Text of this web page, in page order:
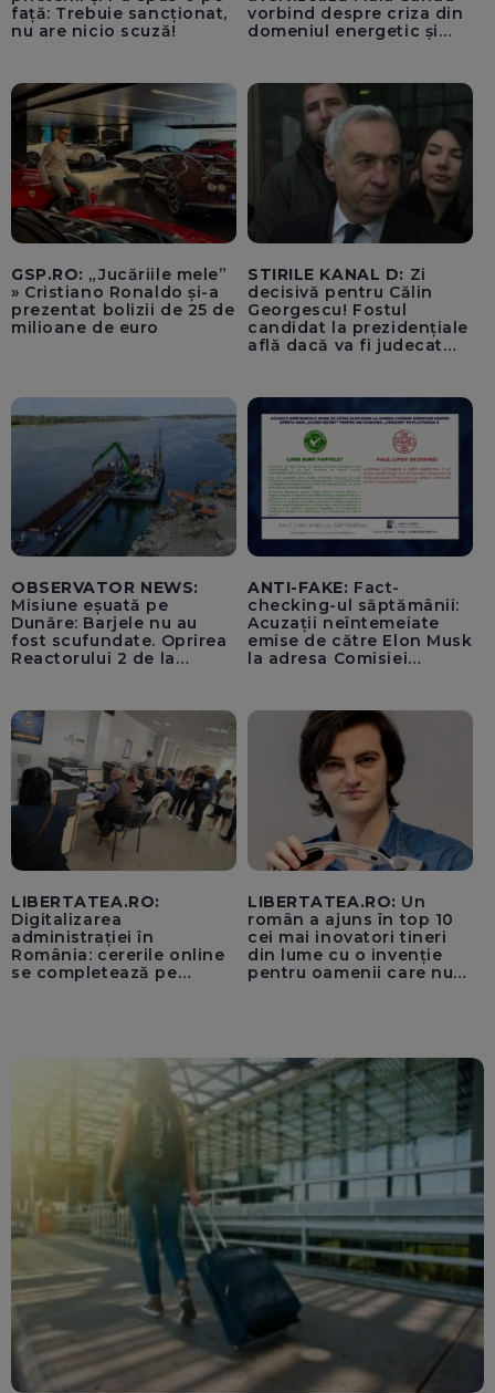
față: Trebuie sancționat,
nu are nicio scuză!
vorbind despre criza din
domeniul energetic și
economii: „Altfel vom
plăti tarife foarte mari”
GSP.RO: „Jucăriile mele”
» Cristiano Ronaldo și-a
prezentat bolizii de 25 de
milioane de euro
STIRILE KANAL D: Zi
decisivă pentru Călin
Georgescu! Fostul
candidat la prezidențiale
află dacă va fi judecat
OBSERVATOR NEWS:
Misiune eșuată pe
Dunăre: Barjele nu au
fost scufundate. Oprirea
Reactorului 2 de la
ANTI-FAKE: Fact-
checking-ul săptămânii:
Acuzații neîntemeiate
emise de către Elon Musk
la adresa Comisiei
pentru instaurarea
„cenzurii” pe platforma X
LIBERTATEA.RO:
Digitalizarea
administrației în
România: cererile online
se completează pe
LIBERTATEA.RO: Un
român a ajuns în top 10
cei mai inovatori tineri
din lume cu o invenție
pentru oamenii care nu